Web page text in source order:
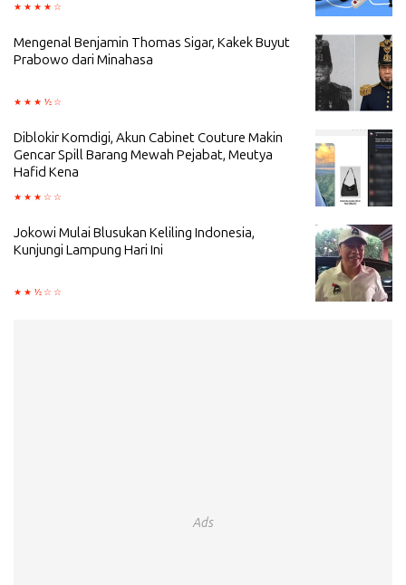
Mengenal Benjamin Thomas Sigar, Kakek Buyut
Prabowo dari Minahasa
Diblokir Komdigi, Akun Cabinet Couture Makin
Gencar Spill Barang Mewah Pejabat, Meutya
Hafid Kena
Jokowi Mulai Blusukan Keliling Indonesia,
Kunjungi Lampung Hari Ini
Ads